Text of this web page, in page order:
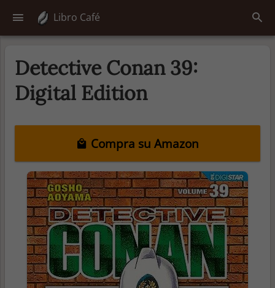
Libro Café
Detective Conan 39:
Digital Edition
Compra su Amazon